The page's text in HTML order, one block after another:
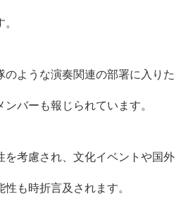
のような演奏関連の部署に入りた
バーも報じられています。
を考慮され、文化イベントや国外
も時折言及されます。